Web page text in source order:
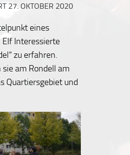
27. OKTOBER 2020
eines
Elf Interessierte
zu erfahren.
am Rondell am
Quartiersgebiet und